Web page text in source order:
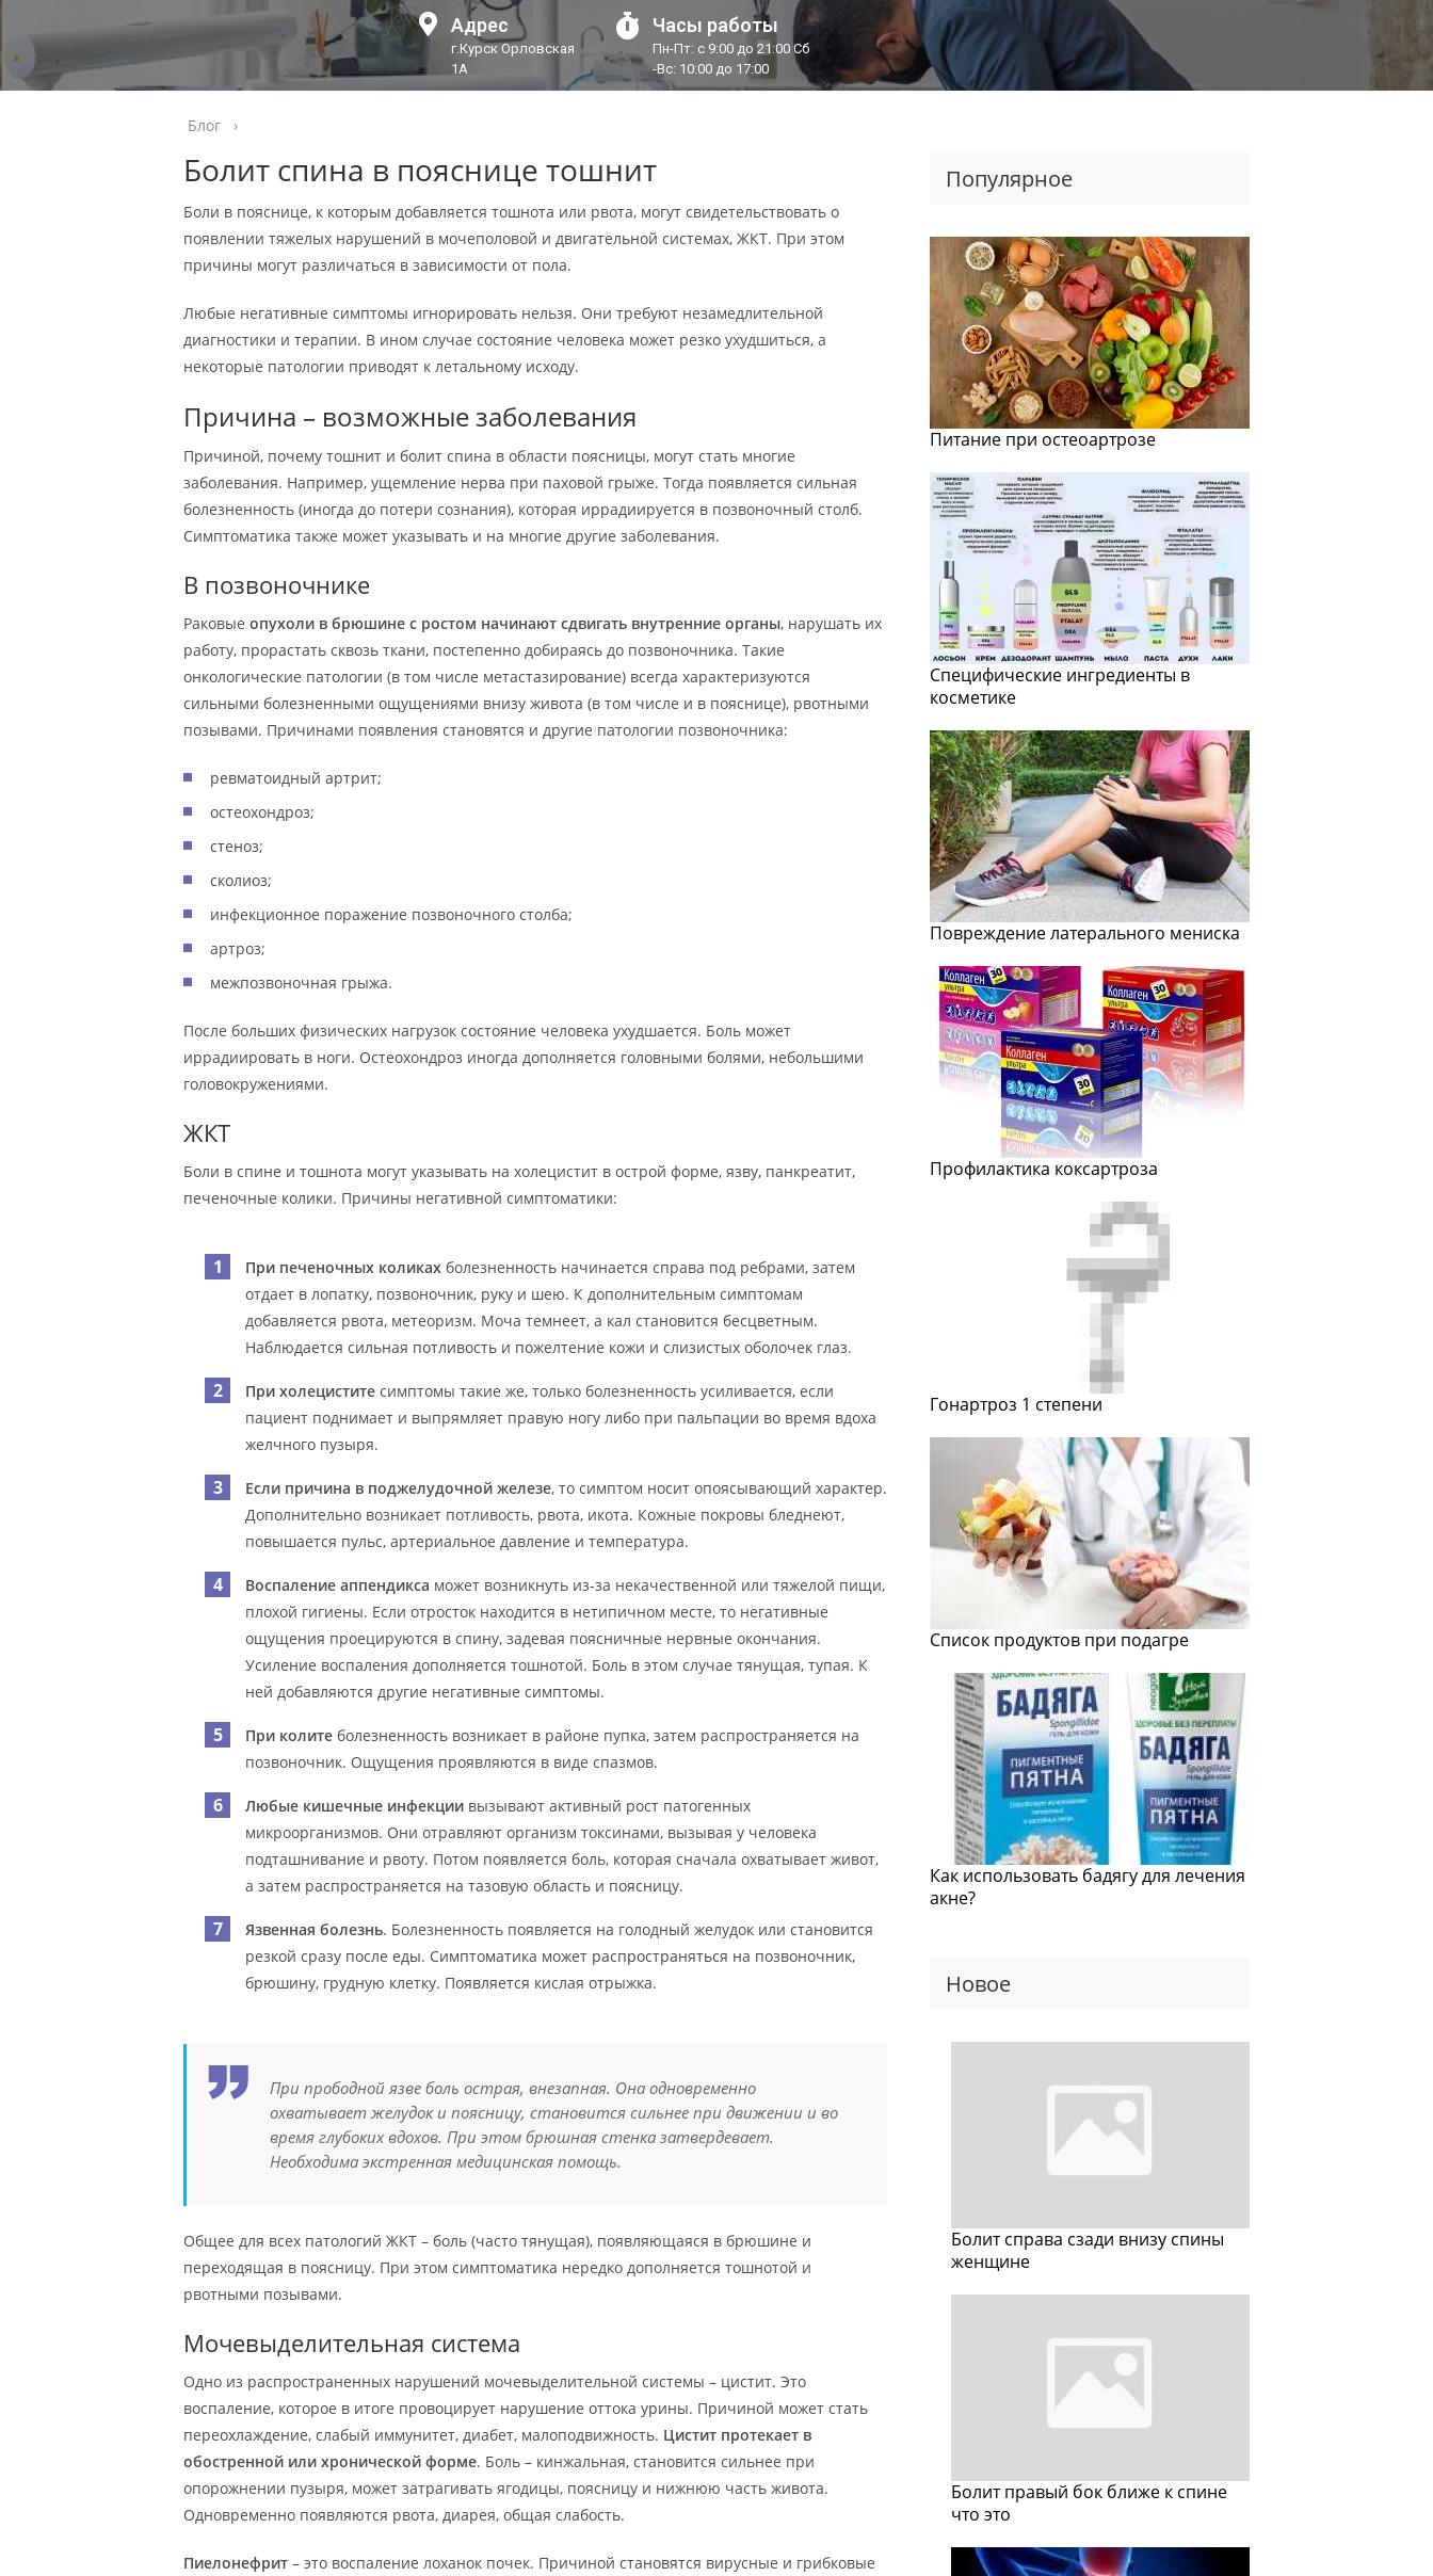
Адрес
г.Курск Орловская
1А
Часы работы
Пн-Пт: с 9:00 до 21:00 Сб
-Вс: 10:00 до 17:00
Блог ›
Болит спина в пояснице тошнит
Боли в пояснице, к которым добавляется тошнота или рвота, могут свидетельствовать о
появлении тяжелых нарушений в мочеполовой и двигательной системах, ЖКТ. При этом
причины могут различаться в зависимости от пола.
Любые негативные симптомы игнорировать нельзя. Они требуют незамедлительной
диагностики и терапии. В ином случае состояние человека может резко ухудшиться, а
некоторые патологии приводят к летальному исходу.
Причина – возможные заболевания
Причиной, почему тошнит и болит спина в области поясницы, могут стать многие
заболевания. Например, ущемление нерва при паховой грыже. Тогда появляется сильная
болезненность (иногда до потери сознания), которая иррадиируется в позвоночный столб.
Симптоматика также может указывать и на многие другие заболевания.
В позвоночнике
Раковые опухоли в брюшине с ростом начинают сдвигать внутренние органы, нарушать их
работу, прорастать сквозь ткани, постепенно добираясь до позвоночника. Такие
онкологические патологии (в том числе метастазирование) всегда характеризуются
сильными болезненными ощущениями внизу живота (в том числе и в пояснице), рвотными
позывами. Причинами появления становятся и другие патологии позвоночника:
ревматоидный артрит;
остеохондроз;
стеноз;
сколиоз;
инфекционное поражение позвоночного столба;
артроз;
межпозвоночная грыжа.
После больших физических нагрузок состояние человека ухудшается. Боль может
иррадиировать в ноги. Остеохондроз иногда дополняется головными болями, небольшими
головокружениями.
ЖКТ
Боли в спине и тошнота могут указывать на холецистит в острой форме, язву, панкреатит,
печеночные колики. Причины негативной симптоматики:
При печеночных коликах болезненность начинается справа под ребрами, затем
отдает в лопатку, позвоночник, руку и шею. К дополнительным симптомам
добавляется рвота, метеоризм. Моча темнеет, а кал становится бесцветным.
Наблюдается сильная потливость и пожелтение кожи и слизистых оболочек глаз.
При холецистите симптомы такие же, только болезненность усиливается, если
пациент поднимает и выпрямляет правую ногу либо при пальпации во время вдоха
желчного пузыря.
Если причина в поджелудочной железе, то симптом носит опоясывающий характер.
Дополнительно возникает потливость, рвота, икота. Кожные покровы бледнеют,
повышается пульс, артериальное давление и температура.
Воспаление аппендикса может возникнуть из-за некачественной или тяжелой пищи,
плохой гигиены. Если отросток находится в нетипичном месте, то негативные
ощущения проецируются в спину, задевая поясничные нервные окончания.
Усиление воспаления дополняется тошнотой. Боль в этом случае тянущая, тупая. К
ней добавляются другие негативные симптомы.
При колите болезненность возникает в районе пупка, затем распространяется на
позвоночник. Ощущения проявляются в виде спазмов.
Любые кишечные инфекции вызывают активный рост патогенных
микроорганизмов. Они отравляют организм токсинами, вызывая у человека
подташнивание и рвоту. Потом появляется боль, которая сначала охватывает живот,
а затем распространяется на тазовую область и поясницу.
Язвенная болезнь. Болезненность появляется на голодный желудок или становится
резкой сразу после еды. Симптоматика может распространяться на позвоночник,
брюшину, грудную клетку. Появляется кислая отрыжка.
При прободной язве боль острая, внезапная. Она одновременно
охватывает желудок и поясницу, становится сильнее при движении и во
время глубоких вдохов. При этом брюшная стенка затвердевает.
Необходима экстренная медицинская помощь.
Общее для всех патологий ЖКТ – боль (часто тянущая), появляющаяся в брюшине и
переходящая в поясницу. При этом симптоматика нередко дополняется тошнотой и
рвотными позывами.
Мочевыделительная система
Одно из распространенных нарушений мочевыделительной системы – цистит. Это
воспаление, которое в итоге провоцирует нарушение оттока урины. Причиной может стать
переохлаждение, слабый иммунитет, диабет, малоподвижность. Цистит протекает в
обостренной или хронической форме. Боль – кинжальная, становится сильнее при
опорожнении пузыря, может затрагивать ягодицы, поясницу и нижнюю часть живота.
Одновременно появляются рвота, диарея, общая слабость.
Пиелонефрит – это воспаление лоханок почек. Причиной становятся вирусные и грибковые
Популярное
Питание при остеоартрозе
Специфические ингредиенты в
косметике
Повреждение латерального мениска
Профилактика коксартроза
Гонартроз 1 степени
Список продуктов при подагре
Как использовать бадягу для лечения
акне?
Новое
Болит справа сзади внизу спины
женщине
Болит правый бок ближе к спине
что это